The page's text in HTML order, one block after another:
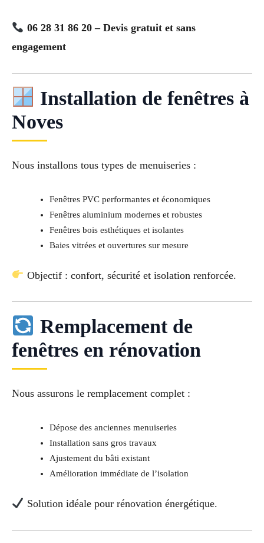
06 28 31 86 20 – Devis gratuit et sans
engagement
Installation de fenêtres à
Noves
Nous installons tous types de menuiseries :
Fenêtres PVC performantes et économiques
Fenêtres aluminium modernes et robustes
Fenêtres bois esthétiques et isolantes
Baies vitrées et ouvertures sur mesure
Objectif : confort, sécurité et isolation renforcée.
Remplacement de
fenêtres en rénovation
Nous assurons le remplacement complet :
Dépose des anciennes menuiseries
Installation sans gros travaux
Ajustement du bâti existant
Amélioration immédiate de l’isolation
Solution idéale pour rénovation énergétique.